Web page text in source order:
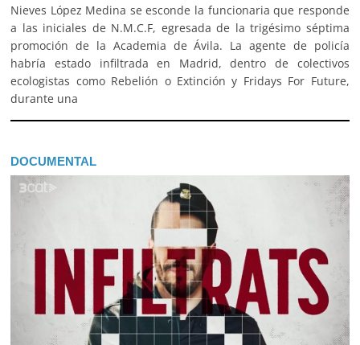
Nieves López Medina se esconde la funcionaria que responde
a las iniciales de N.M.C.F, egresada de la trigésimo séptima
promoción de la Academia de Ávila. La agente de policía
habría estado infiltrada en Madrid, dentro de colectivos
ecologistas como Rebelión o Extinción y Fridays For Future,
durante una
DOCUMENTAL